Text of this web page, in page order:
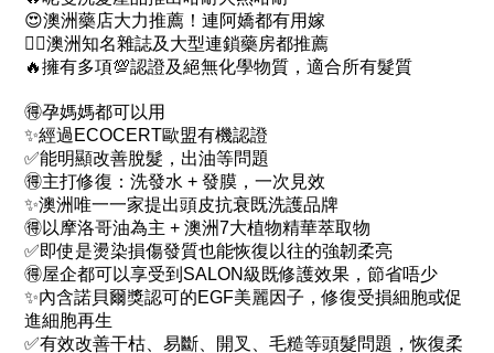
😍澳洲藥店大力推薦！連阿嬌都有用嫁
👍🏻澳洲知名雜誌及大型連鎖藥房都推薦
🔥擁有多項💯認證及絕無化學物質，適合所有髮質
🉐孕媽媽都可以用
✨經過ECOCERT歐盟有機認證
✅能明顯改善脫髮，出油等問題
🉐主打修復：洗發水 + 發膜，一次見效
✨澳洲唯一一家提出頭皮抗衰既洗護品牌
🉐以摩洛哥油為主 + 澳洲7大植物精華萃取物
✅即使是燙染損傷發質也能恢復以往的強韌柔亮
🉐屋企都可以享受到SALON級既修護效果，節省唔少
✨內含諾貝爾獎認可的EGF美麗因子，修復受損細胞或促
進細胞再生
✅有效改善干枯、易斷、開叉、毛糙等頭髮問題，恢復柔